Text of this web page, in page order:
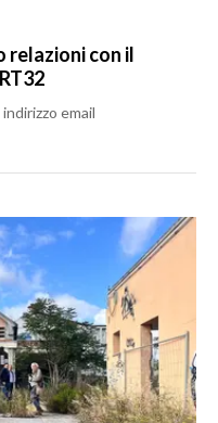
relazioni con il
email